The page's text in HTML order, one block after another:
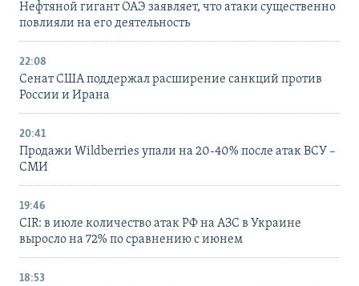
Нефтяной гигант ОАЭ заявляет, что атаки существенно
повлияли на его деятельность
22:08
Сенат США поддержал расширение санкций против
России и Ирана
20:41
Продажи Wildberries упали на 20-40% после атак ВСУ –
СМИ
19:46
CIR: в июле количество атак РФ на АЗС в Украине
выросло на 72% по сравнению с июнем
18:53